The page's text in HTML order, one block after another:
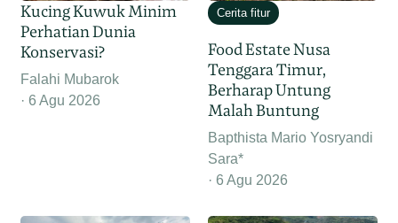
Kucing Kuwuk Minim
Perhatian Dunia
Konservasi?
Falahi Mubarok
6 Agu 2026
Cerita fitur
Food Estate Nusa
Tenggara Timur,
Berharap Untung
Malah Buntung
Bapthista Mario Yosryandi
Sara*
6 Agu 2026